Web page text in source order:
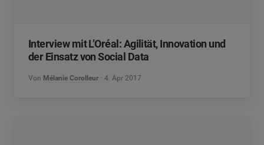
Interview mit L’Oréal: Agilität, Innovation und
der Einsatz von Social Data
Von Mélanie Corolleur 4. Apr 2017